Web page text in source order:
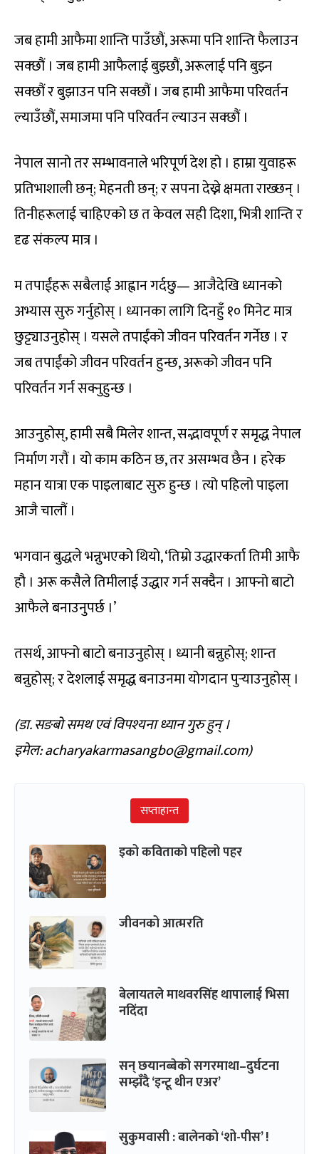
जब हामी आफैमा शान्ति पाउँछौं, अरूमा पनि शान्ति फैलाउन
सक्छौं । जब हामी आफैलाई बुझ्छौं, अरूलाई पनि बुझ्न
सक्छौं र बुझाउन पनि सक्छौं । जब हामी आफैमा परिवर्तन
ल्याउँछौं, समाजमा पनि परिवर्तन ल्याउन सक्छौं ।
नेपाल सानो तर सम्भावनाले भरिपूर्ण देश हो । हाम्रा युवाहरू
प्रतिभाशाली छन्; मेहनती छन्; र सपना देख्ने क्षमता राख्छन् ।
तिनीहरूलाई चाहिएको छ त केवल सही दिशा, भित्री शान्ति र
दृढ संकल्प मात्र ।
म तपाईंहरू सबैलाई आह्वान गर्दछु— आजैदेखि ध्यानको
अभ्यास सुरु गर्नुहोस् । ध्यानका लागि दिनहुँ १० मिनेट मात्र
छुट्ट्याउनुहोस् । यसले तपाईंको जीवन परिवर्तन गर्नेछ । र
जब तपाईंको जीवन परिवर्तन हुन्छ, अरूको जीवन पनि
परिवर्तन गर्न सक्नुहुन्छ ।
आउनुहोस्, हामी सबै मिलेर शान्त, सद्भावपूर्ण र समृद्ध नेपाल
निर्माण गरौं । यो काम कठिन छ, तर असम्भव छैन । हरेक
महान यात्रा एक पाइलाबाट सुरु हुन्छ । त्यो पहिलो पाइला
आजै चालौं ।
भगवान बुद्धले भन्नुभएको थियो, ‘तिम्रो उद्धारकर्ता तिमी आफै
हौ । अरू कसैले तिमीलाई उद्धार गर्न सक्दैन । आफ्नो बाटो
आफैले बनाउनुपर्छ ।’
तसर्थ, आफ्नो बाटो बनाउनुहोस् । ध्यानी बन्नुहोस्; शान्त
बन्नुहोस्; र देशलाई समृद्ध बनाउनमा योगदान पुर्‍याउनुहोस् ।
(डा. सङबो समथ एवं विपश्यना ध्यान गुरु हुन् ।
इमेल: acharyakarmasangbo@gmail.com)
सप्ताहान्त
इको कविताको पहिलो पहर
जीवनको आत्मरति
बेलायतले माथवरसिंह थापालाई भिसा
नदिंदा
सन् छयानब्बेको सगरमाथा–दुर्घटना
सम्झँदै ‘इन्टू थीन एअर’
सुकुमवासी : बालेनको ‘शो-पीस’ !